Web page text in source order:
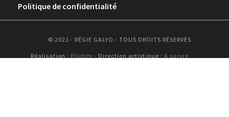
Politique de confidentialité
© 2021 - RÉGIE GALYO - TOUS DROITS RÉSERVÉS
Réalisation : Pilotim - Direction artistique : A suivre